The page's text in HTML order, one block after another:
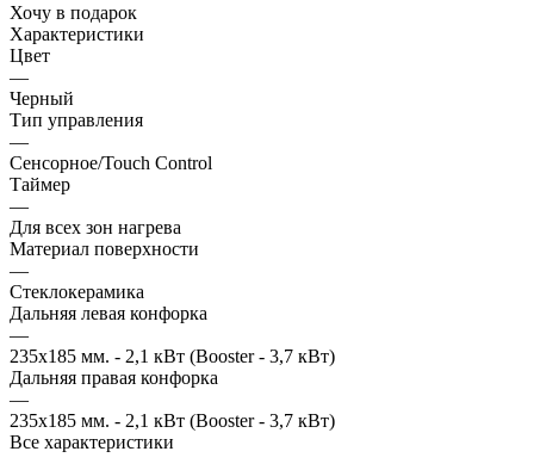
Хочу в подарок
Характеристики
Цвет
—
Черный
Тип управления
—
Сенсорное/Touch Control
Таймер
—
Для всех зон нагрева
Материал поверхности
—
Стеклокерамика
Дальняя левая конфорка
—
235x185 мм. - 2,1 кВт (Booster - 3,7 кВт)
Дальняя правая конфорка
—
235x185 мм. - 2,1 кВт (Booster - 3,7 кВт)
Все характеристики